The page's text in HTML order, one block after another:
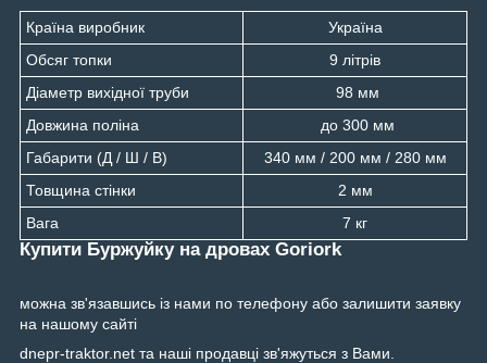
Країна виробник
Україна
Обсяг топки
9 літрів
Діаметр вихідної труби
98 мм
Довжина поліна
до 300 мм
Габарити (Д / Ш / В)
340 мм / 200 мм / 280 мм
Товщина стінки
2 мм
Вага
7 кг
Купити Буржуйку на дровах Goriork
можна зв'язавшись із нами по телефону або залишити заявку
на нашому сайті
dnepr-traktor.net та наші продавці зв'яжуться з Вами.